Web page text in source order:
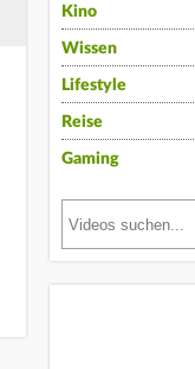
Kino
Wissen
Lifestyle
Reise
Gaming